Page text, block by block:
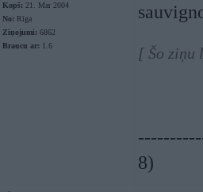
Kopš: 21. Mar 2004
No: Rīga
Ziņojumi: 6862
Braucu ar: 1.6 [ Šo ziņu
8)